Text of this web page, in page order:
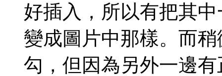
好插入，所以有把其
變成圖片中那樣。而
勾，但因為另外一邊